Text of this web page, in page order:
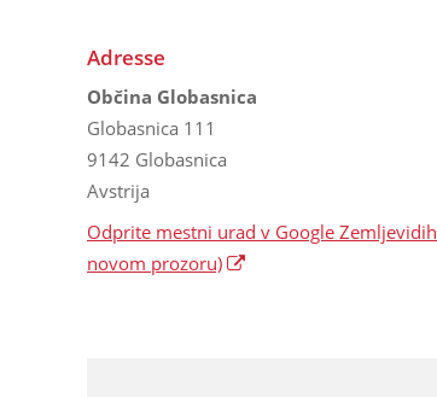
Adresse
Občina Globasnica
Globasnica 111
9142 Globasnica
Avstrija
Odprite mestni urad v Google Zemljevidih
novom prozoru)